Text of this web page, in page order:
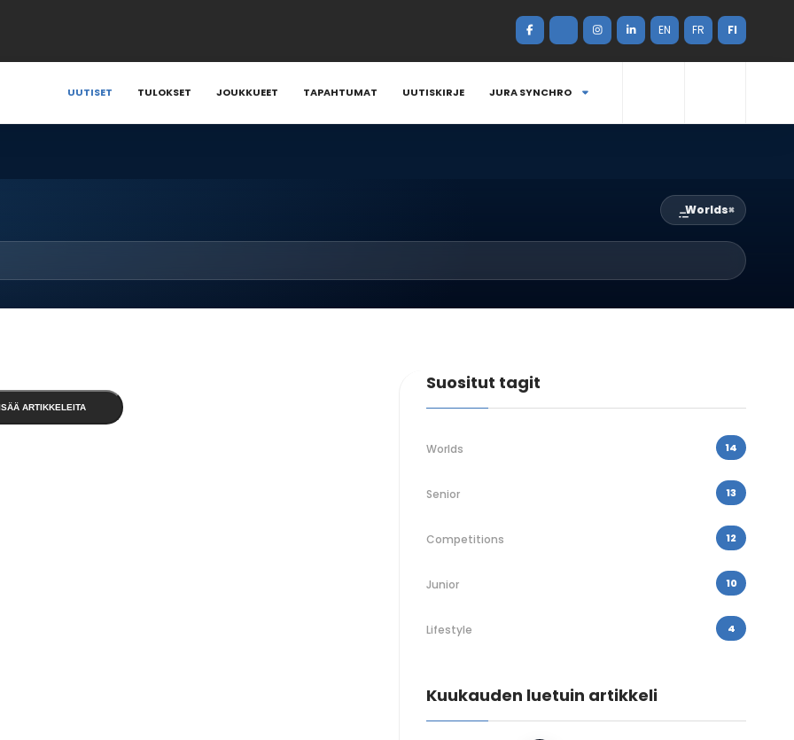
EN FR FI
UUTISET TULOKSET JOUKKUEET TAPAHTUMAT UUTISKIRJE JURA SYNCHRO
Worlds×
ARTIKKELEITA
Suositut tagit
Worlds 14
Senior 13
Competitions 12
Junior 10
Lifestyle 4
Kuukauden luetuin artikkeli